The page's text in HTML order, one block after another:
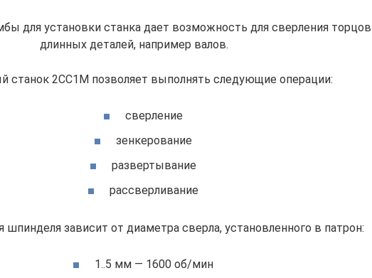
для установки станка дает возможность для сверления торцов
длинных деталей, например валов.
станок 2СС1М позволяет выполнять следующие операции:
сверление
зенкерование
развертывание
рассверливание
шпинделя зависит от диаметра сверла, установленного в патрон:
1..5 мм — 1600 об/мин